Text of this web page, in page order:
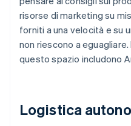
risorse di marketing su
forniti a una velocità e su
non riescono a
questo spazio includono
Logistica